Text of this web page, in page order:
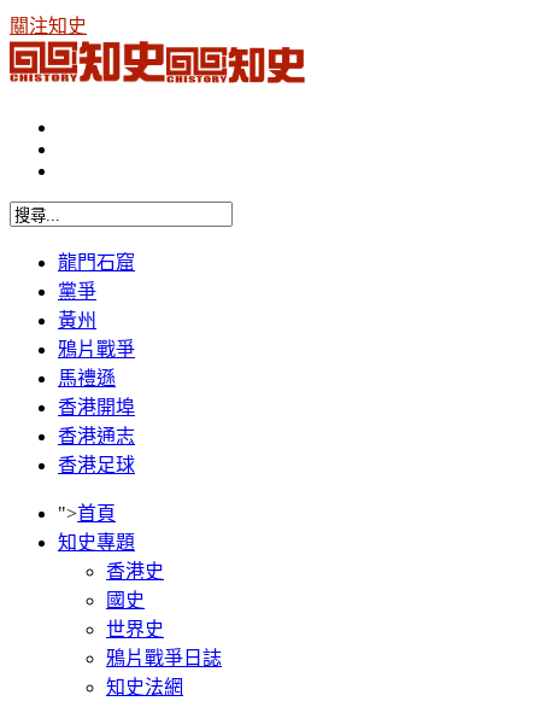
關注知史
龍門石窟
黨爭
黃州
鴉片戰爭
馬禮遜
香港開埠
香港通志
香港足球
">首頁
知史專題
香港史
國史
世界史
鴉片戰爭日誌
知史法網